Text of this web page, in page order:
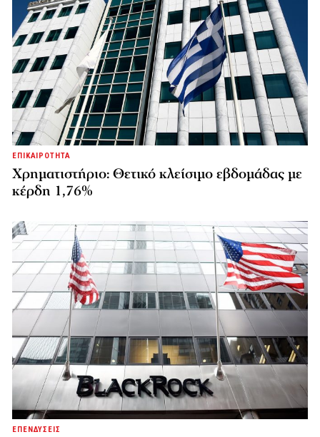
ΕΠΙΚΑΙΡΟΤΗΤΑ
Χρηματιστήριο: Θετικό κλείσιμο εβδομάδας με
κέρδη 1,76%
ΕΠΕΝΔΥΣΕΙΣ